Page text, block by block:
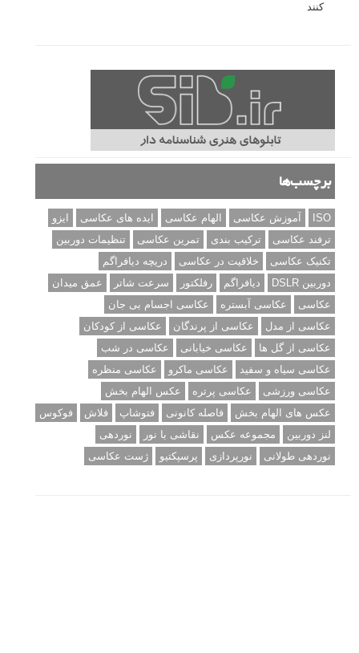
کنند
برچسب‌ها
ISO آموزش عکاسی الهام عکاسی ایده های عکاسی
ایزو
ترفند عکاسی
ترکیب بندی تمرین عکاسی
تنظیمات دوربین
تکنیک عکاسی
خلاقیت در عکاسی
دریچه دیافراگم
دوربین DSLR
دیافراگم رفلکتور سرعت شاتر
عمق میدان
عکاسی
عکاسی آبستره
عکاسی اجسام بی جان
عکاسی از مدل
عکاسی از پرندگان
عکاسی از کودکان
عکاسی از گل ها
عکاسی خیابانی
عکاسی در شب
عکاسی سیاه و سفید
عکاسی ماکرو
عکاسی منظره
عکاسی ورزشی
عکاسی پرتره
عکس الهام بخش
عکس های الهام بخش
فاصله کانونی فتوشاپ فلاش
فوکوس
لنز دوربین
مجموعه عکس نقاشی با نور
نوردهی
نوردهی طولانی
نورپردازی پرسپکتیو ژست عکاسی